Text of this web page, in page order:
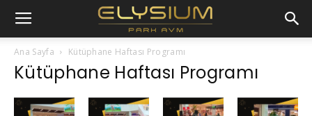
Ana Sayfa Kütüphane Haftası Programı
Kütüphane Haftası Programı